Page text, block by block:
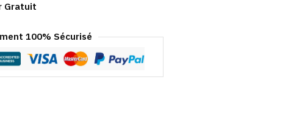
Gratuit
100% Sécurisé